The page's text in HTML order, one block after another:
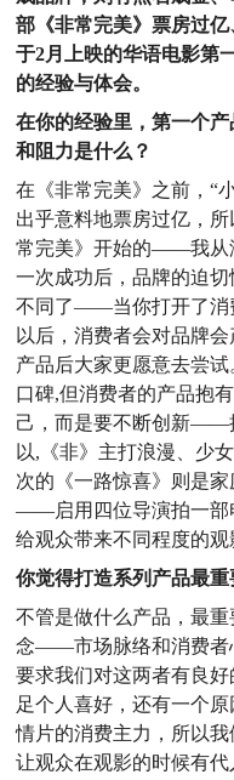
部《非常完美》票房过亿
于2月上映的华语电影第
的经验与体会。
在你的经验里，第一个
和阻力是什么？
在《非常完美》之前，“
出乎意料地票房过亿，
常完美》开始的——我从
一次成功后，品牌的迫
不同了——当你打开了消
以后，消费者会对品牌
产品后大家更愿意去尝
口碑,但消费者的产品抱
己，而是要不断创新——
以,《非》主打浪漫、少
次的《一路惊喜》则是
——启用四位导演拍一部
给观众带来不同程度的观
你觉得打造系列产品最重
不管是做什么产品，最
念——市场脉络和消费者
要求我们对这两者有良
足个人喜好，还有一个
情片的消费主力，所以
让观众在观影的时候有